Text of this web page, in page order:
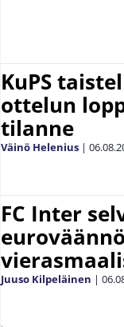
KuPS
ottelun
tilanne
Väinö Helenius |
FC Inter
Juuso Kilpeläinen |